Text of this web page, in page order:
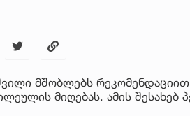
მშობლებს
მიღებას. ამის